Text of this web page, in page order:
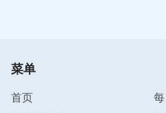
物的主宰，我的生死的的确
的病情如何，每一天的治疗
菜单
首页